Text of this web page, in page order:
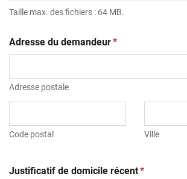
Taille max. des fichiers : 64 MB.
Adresse du demandeur(obligatoire)
*
Adresse postale
Code postal Ville
Justificatif de domicile récent(obligatoire)
*